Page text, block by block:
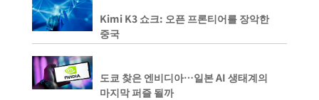
Kimi K3 쇼크: 오픈 프론티어를 장악한
중국
도쿄 찾은 엔비디아…일본 AI 생태계의
마지막 퍼즐 될까